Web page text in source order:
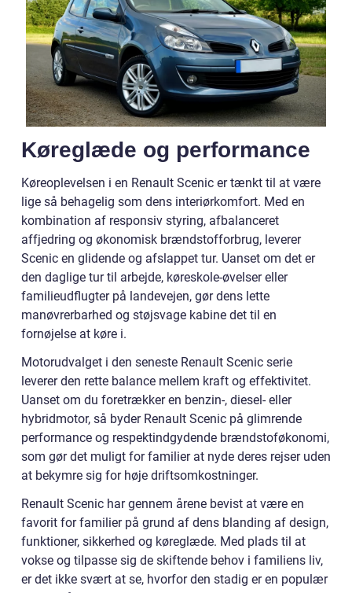
Køreglæde og performance
Køreoplevelsen i en Renault Scenic er tænkt til at være
lige så behagelig som dens interiørkomfort. Med en
kombination af responsiv styring, afbalanceret
affjedring og økonomisk brændstofforbrug, leverer
Scenic en glidende og afslappet tur. Uanset om det er
den daglige tur til arbejde, køreskole-øvelser eller
familieudflugter på landevejen, gør dens lette
manøvrerbarhed og støjsvage kabine det til en
fornøjelse at køre i.
Motorudvalget i den seneste Renault Scenic serie
leverer den rette balance mellem kraft og effektivitet.
Uanset om du foretrækker en benzin-, diesel- eller
hybridmotor, så byder Renault Scenic på glimrende
performance og respektindgydende brændstoføkonomi,
som gør det muligt for familier at nyde deres rejser uden
at bekymre sig for høje driftsomkostninger.
Renault Scenic har gennem årene bevist at være en
favorit for familier på grund af dens blanding af design,
funktioner, sikkerhed og køreglæde. Med plads til at
vokse og tilpasse sig de skiftende behov i familiens liv,
er det ikke svært at se, hvorfor den stadig er en populær